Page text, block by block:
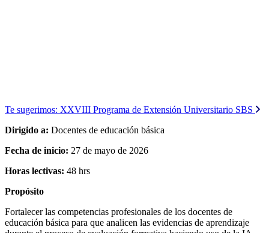
Te sugerimos: XXVIII Programa de Extensión Universitario SBS
Dirigido a: Docentes de educación básica
Fecha de inicio: 27 de mayo de 2026
Horas lectivas: 48 hrs
Propósito
Fortalecer las competencias profesionales de los docentes de
educación básica para que analicen las evidencias de aprendizaje